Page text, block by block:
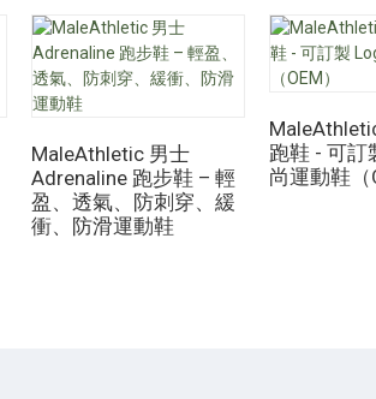
MaleAthletic 男士
Adrenaline 跑步鞋 – 輕
盈、透氣、防刺穿、緩
衝、防滑運動鞋
跑鞋 - 可訂
尚運動鞋（